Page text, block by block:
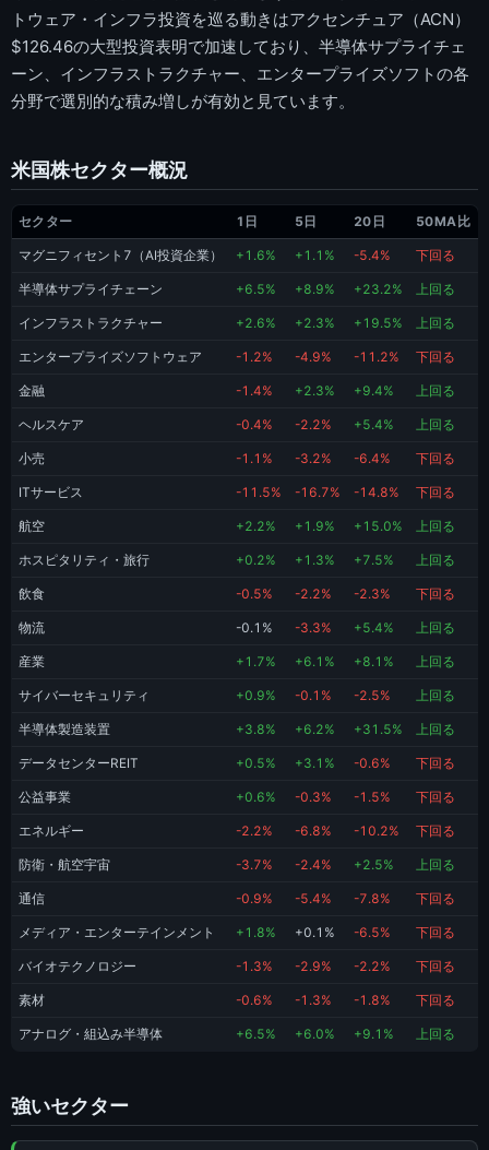
トウェア・インフラ投資を巡る動きはアクセンチュア（ACN）
$126.46の大型投資表明で加速しており、半導体サプライチェ
ーン、インフラストラクチャー、エンタープライズソフトの各
分野で選別的な積み増しが有効と見ています。
米国株セクター概況
セクター 1日 5日 20日 50MA比
マグニフィセント7（AI投資企業） +1.6% +1.1% -5.4% 下回る
半導体サプライチェーン +6.5% +8.9% +23.2% 上回る
インフラストラクチャー +2.6% +2.3% +19.5% 上回る
エンタープライズソフトウェア -1.2% -4.9% -11.2% 下回る
金融 -1.4% +2.3% +9.4% 上回る
ヘルスケア -0.4% -2.2% +5.4% 上回る
小売 -1.1% -3.2% -6.4% 下回る
ITサービス -11.5% -16.7% -14.8% 下回る
航空 +2.2% +1.9% +15.0% 上回る
ホスピタリティ・旅行 +0.2% +1.3% +7.5% 上回る
飲食 -0.5% -2.2% -2.3% 下回る
物流 -0.1% -3.3% +5.4% 上回る
産業 +1.7% +6.1% +8.1% 上回る
サイバーセキュリティ +0.9% -0.1% -2.5% 上回る
半導体製造装置 +3.8% +6.2% +31.5% 上回る
データセンターREIT +0.5% +3.1% -0.6% 下回る
公益事業 +0.6% -0.3% -1.5% 下回る
エネルギー -2.2% -6.8% -10.2% 下回る
防衛・航空宇宙 -3.7% -2.4% +2.5% 上回る
通信 -0.9% -5.4% -7.8% 下回る
メディア・エンターテインメント +1.8% +0.1% -6.5% 下回る
バイオテクノロジー -1.3% -2.9% -2.2% 下回る
素材 -0.6% -1.3% -1.8% 下回る
アナログ・組込み半導体 +6.5% +6.0% +9.1% 上回る
強いセクター